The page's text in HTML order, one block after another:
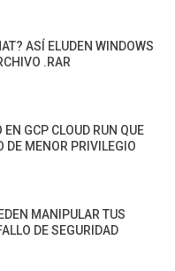
ASÍ ELUDEN WINDOWS
.RAR
EN GCP CLOUD RUN QUE
DE MENOR PRIVILEGIO
MANIPULAR TUS
DE SEGURIDAD